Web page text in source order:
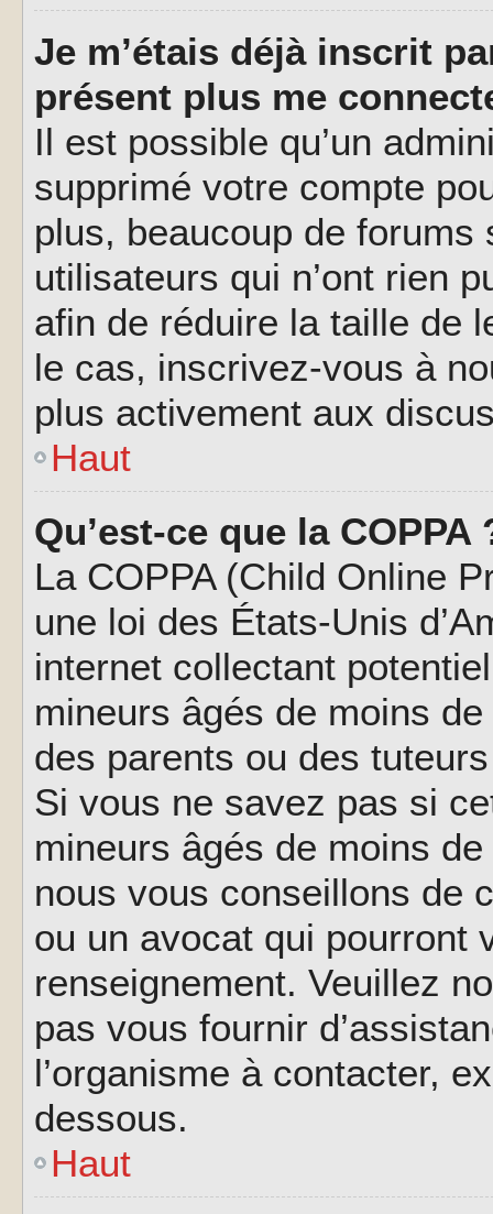
Je m’étais déjà inscrit
présent plus me
Il est possible qu’un
supprimé votre compte
plus, beaucoup de
utilisateurs qui n’ont rien
afin de réduire la taille de
le cas, inscrivez-vous à
plus activement aux
Haut
Qu’est-ce que la COPPA
La COPPA (Child Online
une loi des États-Unis
internet collectant
mineurs âgés de moins
des parents ou des
Si vous ne savez pas si
mineurs âgés de moins
nous vous conseillons de
ou un avocat qui pourront
renseignement. Veuillez
pas vous fournir
l’organisme à contacter,
dessous.
Haut